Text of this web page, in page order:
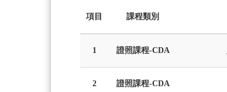
項目 課程類別
1 證照課程-CDA
2 證照課程-CDA